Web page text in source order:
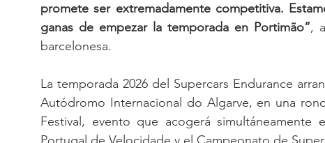
promete ser extremadamente competitiva.
ganas de empezar la temporada en Portimão”,
barcelonesa.
La temporada 2026 del Supercars Endurance
Autódromo Internacional do Algarve, en una
Festival, evento que acogerá